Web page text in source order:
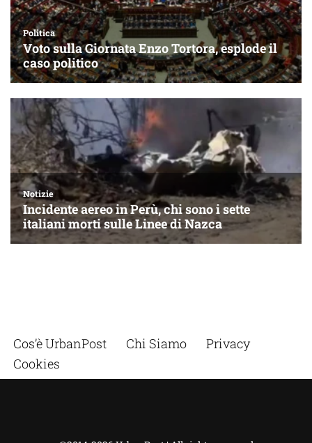
Cos’è UrbanPost Chi Siamo
Privacy
Cookies